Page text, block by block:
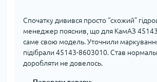
Спочатку дивився просто “схожий”
менеджер пояснив, що для КамАЗ
саме свою модель. Уточнили маркування
підібрали 45143-8603010. Став
доробляти не довелось.